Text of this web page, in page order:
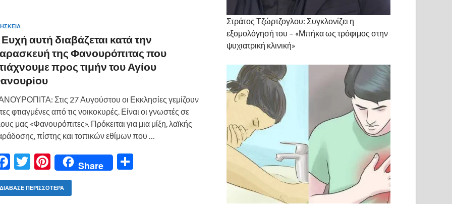
αυτή διαβάζεται κατά την
της Φανουρόπιτας που
προς τιμήν του Αγίου
Στις 27 Αυγούστου οι Εκκλησίες γεμίζουν
φτιαγμένες από τις νοικοκυρές. Είναι οι γνωστές σε
μας «Φανουρόπιτες». Πρόκειται για μια μίξη, λαϊκής
πίστης και τοπικών εθίμων που …
F
ac
e
T
w
itt
Pi
nt
er
Share
ΔΙΆΒΑΣΕ ΠΕΡΙΣΣΌΤΕΡΑ
Στράτος Τζώρτζογλου: Συγκλονίζει η
εξομολόγησή του – «Μπήκα ως τρόφιμος στην
ψυχιατρική κλινική»